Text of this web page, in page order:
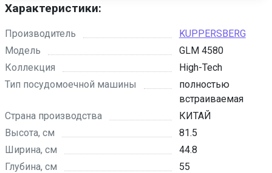
Характеристики:
Производитель
KUPPERSBERG
Модель
GLM 4580
Коллекция
High-Tech
Тип посудомоечной машины
полностью
встраиваемая
Страна производства
КИТАЙ
Высота, см
81.5
Ширина, см
44.8
Глубина, см
55